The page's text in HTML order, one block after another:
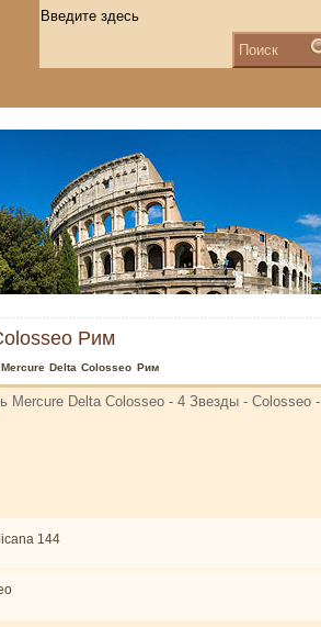
Рим
Mercure Delta Colosseo Рим
Mercure Delta Colosseo - 4 Звезды - Colosseo -
144
Поиск